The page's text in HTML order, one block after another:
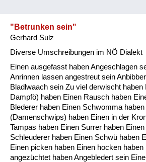
Natur und
Fluchen und
Mensch, Tier
Schmankerln
Kulinarisches
"Betrunken sein"
Gerhard Sulz
Diverse Umschreibungen im NÖ Dialekt
Einen ausgefasst haben Angeschlagen
Anrinnen lassen angestreut sein
Bladlwaach sein Zu viel derwischt haben
Dampfö) haben Einen Rausch haben
Blederer haben Einen Schwomma
(Damenschwips) haben Einen in der
Tampas haben Einen Surrer haben
Schleuderer haben Einen Schwü haben
Einen picken haben Einen hocken haben
angezüchtet haben Angebledert sein